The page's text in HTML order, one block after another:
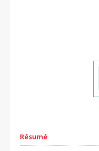
Résumé